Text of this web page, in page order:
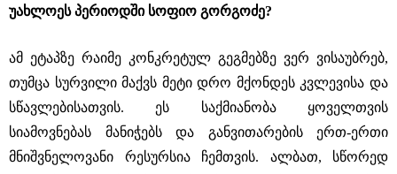
უახლოეს პერიოდში სოფიო გორგოძე?
ამ ეტაპზე რაიმე კონკრეტულ გეგმებზე ვერ ვისაუბრებ,
თუმცა სურვილი მაქვს მეტი დრო მქონდეს კვლევისა და
სწავლებისათვის. ეს საქმიანობა ყოველთვის
სიამოვნებას მანიჭებს და განვითარების ერთ-ერთი
მნიშვნელოვანი რესურსია ჩემთვის. ალბათ, სწორედ